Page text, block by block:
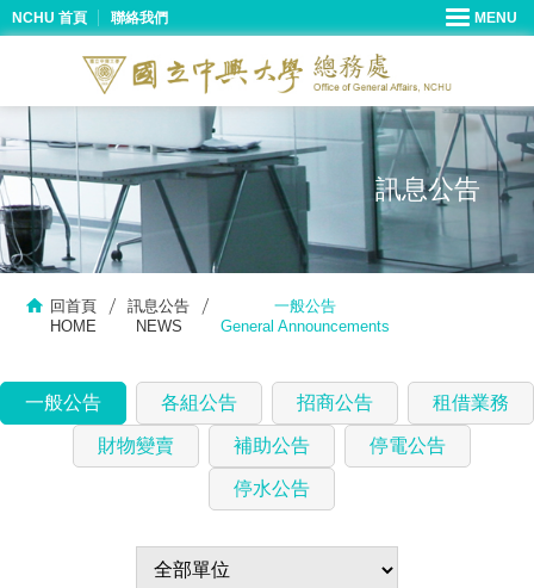
NCHU 首頁 聯絡我們
訊息公告
回首頁
HOME
訊息公告
NEWS
一般公告
General Announcements
一般公告 各組公告 招商公告 租借業務
財物變賣 補助公告 停電公告
停水公告